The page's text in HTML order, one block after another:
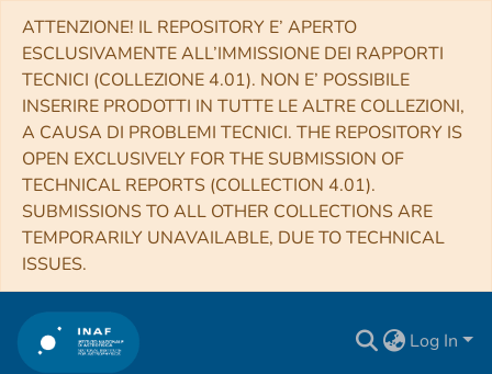
ATTENZIONE! IL REPOSITORY E’ APERTO
ESCLUSIVAMENTE ALL’IMMISSIONE DEI RAPPORTI
TECNICI (COLLEZIONE 4.01). NON E’ POSSIBILE
INSERIRE PRODOTTI IN TUTTE LE ALTRE COLLEZIONI,
A CAUSA DI PROBLEMI TECNICI. THE REPOSITORY IS
OPEN EXCLUSIVELY FOR THE SUBMISSION OF
TECHNICAL REPORTS (COLLECTION 4.01).
SUBMISSIONS TO ALL OTHER COLLECTIONS ARE
TEMPORARILY UNAVAILABLE, DUE TO TECHNICAL
ISSUES.
Log In